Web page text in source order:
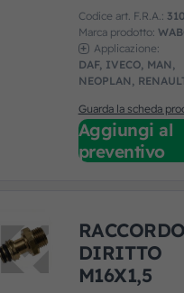
Codice art. F.R.A.:
Marca prodotto:
Applicazione:
DAF, IVECO, MAN,
NEOPLAN,
Guarda la scheda
Aggiungi al
preventivo
RACCORDO
DIRITTO
M16X1,5